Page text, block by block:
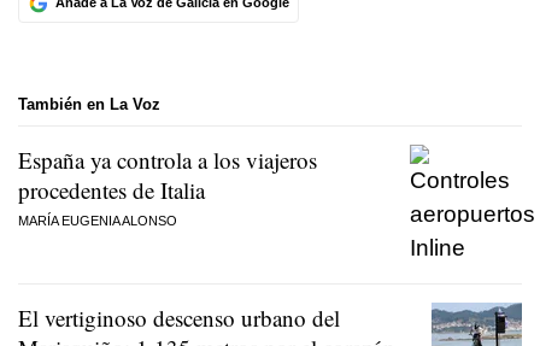
También en La Voz
España ya controla a los viajeros
procedentes de Italia
MARÍA EUGENIA ALONSO
El vertiginoso descenso urbano del